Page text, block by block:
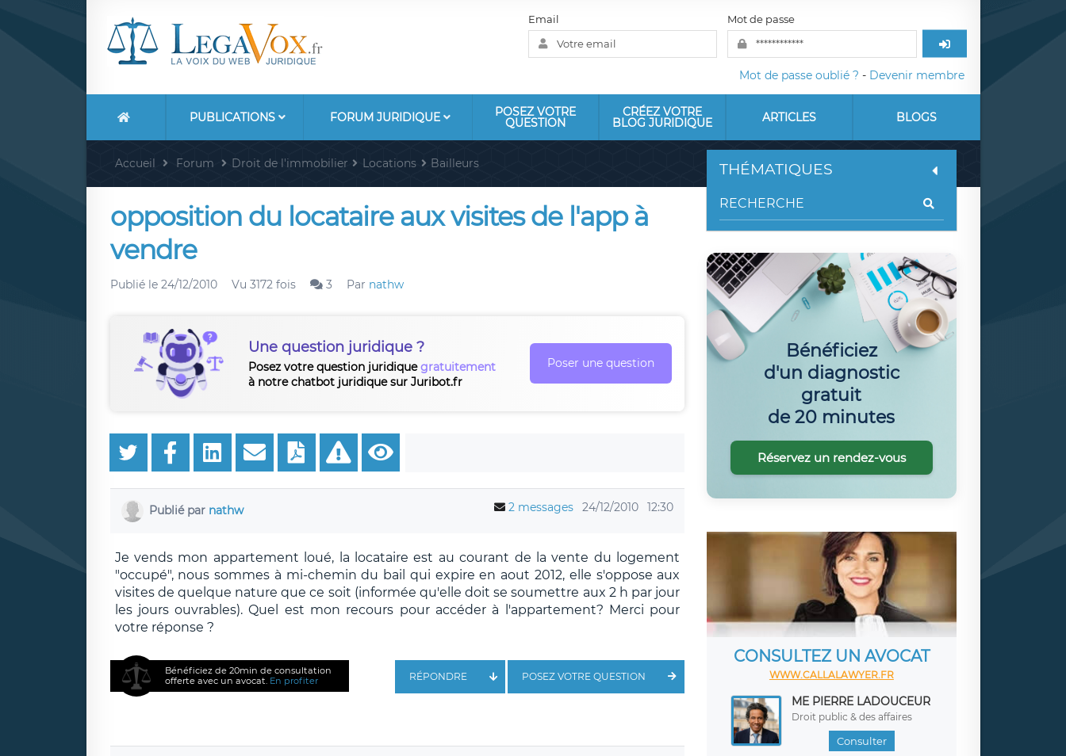
Email Mot de passe
Mot de passe oublié ? - Devenir membre
PUBLICATIONS FORUM JURIDIQUE POSEZ VOTRE
QUESTION
CRÉEZ VOTRE
BLOG JURIDIQUE ARTICLES BLOGS
Accueil Forum Droit de l'immobilier Locations Bailleurs
opposition du locataire aux visites de l'app à
vendre
Publié le 24/12/2010 Vu 3172 fois 3 Par nathw
Une question juridique ?
Posez votre question juridiquegratuitement
à notre chatbot juridique sur Juribot.fr
Poser une question
Publié par nathw 2 messages 24/12/2010 12:30
Je vends mon appartement loué, la locataire est au courant de la vente du logement
"occupé", nous sommes à mi-chemin du bail qui expire en aout 2012, elle s'oppose aux
visites de quelque nature que ce soit (informée qu'elle doit se soumettre aux 2 h par jour
les jours ouvrables). Quel est mon recours pour accéder à l'appartement? Merci pour
votre réponse ?
Bénéficiez de 20min de consultation
offerte avec un avocat. En profiter POSEZ VOTRE QUESTION
RÉPONDRE
THÉMATIQUES
Bénéficiez
d'un diagnostic
gratuit
de 20 minutes
Réservez un rendez-vous
CONSULTEZ UN AVOCAT
WWW.CALLALAWYER.FR
ME PIERRE LADOUCEUR
Droit public & des affaires
Consulter